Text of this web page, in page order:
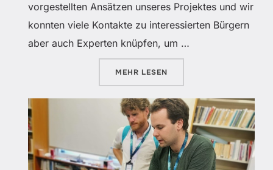
vorgestellten Ansätzen unseres Projektes und wir
konnten viele Kontakte zu interessierten Bürgern
aber auch Experten knüpfen, um …
MEHR ÜBER „VORTRAG ZUM LEPMON
LESEN